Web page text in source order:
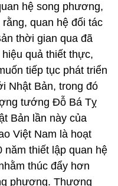
hệ song phương,
quan hệ đối tác
thời gian qua đã
quả thiết thực,
tiếp tục phát triển
Nhật Bản, trong đó
tướng Đỗ Bá Tỵ
Bản lần này của
Việt Nam là hoạt
năm thiết lập quan hệ
thúc đẩy hơn
phương. Thượng